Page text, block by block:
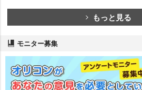
もっと見る
モニター募集